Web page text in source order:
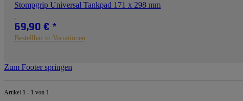
Stompgrip Universal Tankpad 171 x 298 mm
69,90 € *
Bestellbar in Variationen
Zum Footer springen
Artikel 1 - 1 von 1